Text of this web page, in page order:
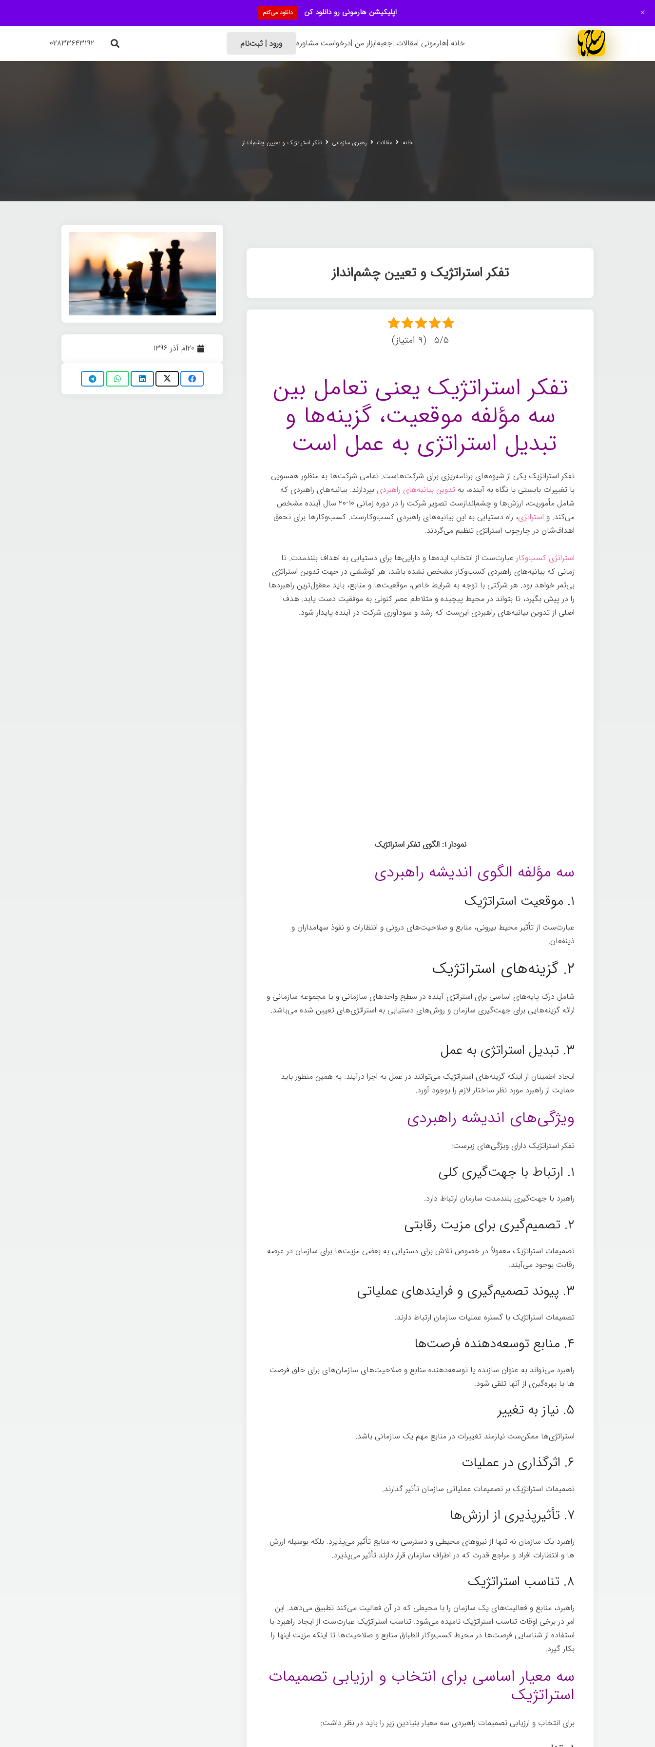
خانه |هارمونی |مقالات |جعبه‌ابزار من |درخواست مشاوره ورود | ثبت‌نام ۰۲۸۳۳۶۴۳۱۹۲
خانه مقالات رهبری سازمانی تفکر استراتژیک و تعیین چشم‌انداز
تفکر استراتژیک و تعیین چشم‌انداز
5/5 - (9 امتیاز)
تفکر استراتژیک یعنی تعامل بین
سه مؤلفه موقعیت، گزینه‌ها و
تبدیل استراتژی به عمل است
تفکر استراتژیک یکی از شیوه‌های برنامه‌‌ریزی برای شرکت‌هاست. تمامی شرکت‌ها به منظور همسویی
با تغییرات بایستی با نگاه به آینده، به تدوین بیانیه‌های راهبردی بپردازند. بیانیه‌های راهبردی که
شامل مأموریت، ارزش‌ها و چشم‌اندازست تصویر شرکت را در دوره­ زمانی ۱۰-۲۰ سال آینده‌ مشخص
می‌کند. و استراتژی، راه دستیابی به این بیانیه‌های راهبردی ‌کسب‌وکارست. کسب‌وکارها برای تحقق
اهداف‌شان در چارچوب استراتژی تنظیم می­‌گردند.
استراتژی کسب‌وکار عبارت‌ست از انتخاب ایده­‌ها و دارایی­‌ها برای دستیابی به اهداف بلندمدت. تا
زمانی که بیانیه‌های راهبردی کسب‌وکار مشخص نشده باشد، هر کوششی در جهت تدوین استراتژی
بی­‌ثمر خواهد بود. هر شرکتی با توجه به شرایط خاص، موقعیت‌ها و منابع، باید معقول­‌ترین راهبردها
را در پیش بگیرد، تا بتواند در محیط پیچیده و متلاطم عصر کنونی به موفقیت دست یابد. هدف
اصلی از تدوین بیانیه‌های راهبردی ‌این‌ست که رشد و سودآوری شرکت در آینده پایدار شود.
نمودار ۱: الگوی تفکر استراتژیک
سه مؤلفه الگوی اندیشه راهبردی
۱. موقعیت استراتژیک
عبارت‌ست از تأثیر محیط بیرونی، منابع و صلاحیت‌های درونی و انتظارات و نفوذ سهامداران و
ذینفعان.
۲. گزینه­‌های استراتژیک
شامل درک پایه­‌های اساسی برای استراتژی آینده در سطح واحدهای سازمانی و یا مجموعه سازمانی و
ارائه گزینه­‌هایی برای جهت­‌گیری سازمان و روش‌های دستیابی به استراتژی­‌های تعیین شده می­‌باشد.
۳. تبدیل استراتژی به عمل
ایجاد اطمینان از اینکه گزینه­‌های استراتژیک می­‌توانند در عمل به اجرا درآیند. به همین منظور باید
حمایت از راهبرد مورد نظر ساختار لازم را بوجود آورد.
ویژگی­‌های اندیشه راهبردی
تفکر استراتژیک دارای ویژگی‌های زیرست:
۱. ارتباط با جهت‌گیری کلی
راهبرد با جهت­‌گیری بلندمدت سازمان ارتباط دارد.
۲. تصمیم‌گیری برای مزیت رقابتی
تصمیمات استراتژیک معمولاً در خصوص تلاش برای دستیابی به بعضی مزیت­‌ها برای سازمان در عرصه
رقابت بوجود می­‌آیند.
۳. پیوند تصمیم‌گیری و فرایندهای عملیاتی
تصمیمات استراتژیک با گستره عملیات سازمان ارتباط دارند.
۴. منابع توسعه‌دهنده فرصت‌ها
راهبرد می­‌تواند به عنوان سازنده یا توسعه­‌دهنده منابع و صلاحیت‌های سازمان­‌های برای خلق فرصت­‌
ها یا بهره­‌گیری از آنها تلقی شود.
۵. نیاز به تغییر
استراتژی­‌ها ممکن‌ست نیازمند تغییرات در منابع مهم یک سازمانی باشد.
۶. اثرگذاری در عملیات
تصمیمات استراتژیک بر تصمیمات عملیاتی سازمان تأثیر گذارند.
۷. تأثیرپذیری از ارزش‌ها
راهبرد یک سازمان نه تنها از نیروهای محیطی و دسترسی به منابع تأثیر می­‌پذیرد. بلکه بوسیله ارزش­‌
ها و انتظارات افراد و مراجع قدرت که در اطراف سازمان قرار دارند تأثیر می­‌پذیرد.
۸. تناسب استراتژیک
راهبرد، منابع و فعالیت­‌های یک سازمان را با محیطی که در آن فعالیت می­‌کند تطبیق می­‌دهد. این
امر در برخی اوقات تناسب استراتژیک نامیده می­‌شود. تناسب استراتژیک عبارت‌ست از ایجاد راهبرد با
استفاده از شناسایی فرصت­‌ها در محیط کسب‌وکار انطباق منابع و صلاحیت­‌ها تا اینکه مزیت اینها را
بکار گیرد.
سه معیار اساسی برای انتخاب و ارزیابی تصمیمات
استراتژیک
برای انتخاب و ارزیابی تصمیمات راهبردی سه معیار بنیادین زیر را باید در نظر داشت:
20ام آذر 1396
اپلیکیشن هارمونی رو دانلود کن دانلود می‌کنم +